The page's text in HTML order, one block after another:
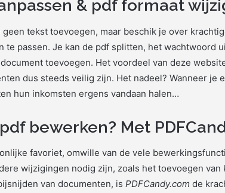
& pdf formaat
geen tekst toevoegen, maar beschik je over
te passen. Je kan de pdf splitten, het wachtwoord
toevoegen. Het voordeel van deze
dus steeds veilig zijn. Het nadeel? Wanneer je
hun inkomsten ergens vandaan halen…
bewerken? Met
favoriet, omwille van de vele
wijzigingen nodig zijn, zoals het toevoegen
van documenten, is PDFCandy.com de